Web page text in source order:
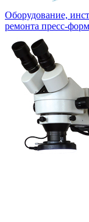
Оборудование,
ремонта пресс-